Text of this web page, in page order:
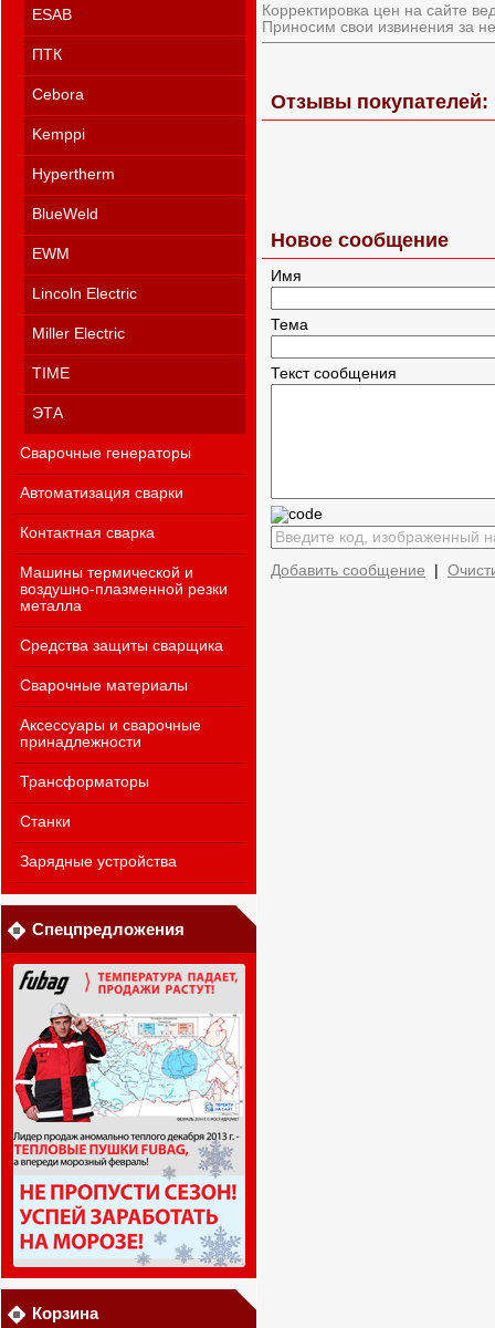
ESAB
ПТК
Cebora
Kemppi
Hypertherm
BlueWeld
EWM
Lincoln Electric
Miller Electric
TIME
ЭТА
Сварочные генераторы
Автоматизация сварки
Контактная сварка
Машины термической и
воздушно-плазменной резки
металла
Средства защиты сварщика
Сварочные материалы
Аксессуары и сварочные
принадлежности
Трансформаторы
Станки
Зарядные устройства
Спецпредложения
Корзина
Корректировка цен на сайте
Приносим свои извинения за
Отзывы покупателей:
Новое сообщение
Имя
Тема
Текст сообщения
Добавить сообщение